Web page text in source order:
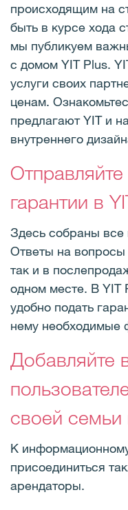
происходящим на
быть в курсе хода
мы публикуем
с домом YIT Plus.
услуги своих
ценам.
предлагают YIT и
внутреннего
гарантии в
Здесь собраны все
Ответы на вопросы
так и в
одном месте. В YIT
удобно подать
нему необходимые
Добавляйте
своей семьи
К
присоединиться
арендаторы.